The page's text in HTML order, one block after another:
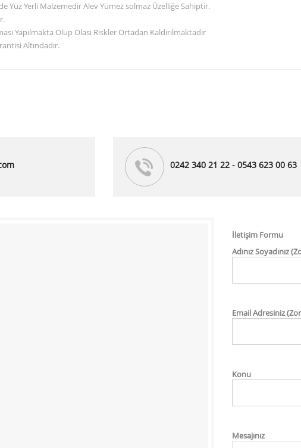
Yüz Yerli Malzemedir Alev Yümez solmaz Üzelliğe Sahiptir.
Yapılmakta Olup Olası Riskler Ortadan Kaldırılmaktadır
Altındadır.
0242 340 21 22 - 0543 623 00 63
İletişim Formu
Adınız Soyadınız
Email Adresiniz
Konu
Mesajınız